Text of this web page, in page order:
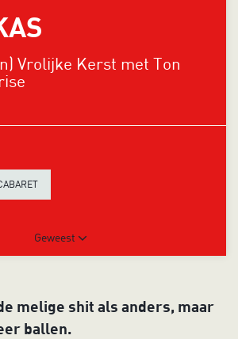
Vrolijke Kerst met Ton
Geweest
melige shit als anders, maar
ballen.